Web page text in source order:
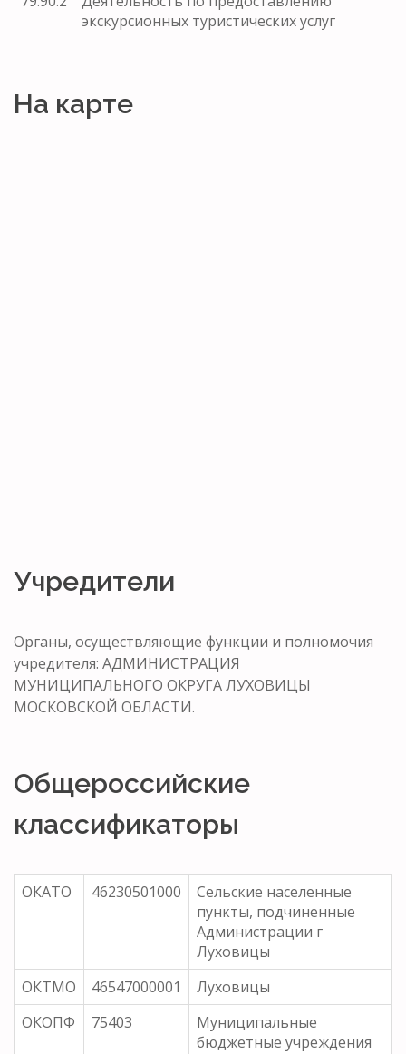
экскурсионных туристических услуг
На карте
Учредители
Органы, осуществляющие функции и полномочия
учредителя: АДМИНИСТРАЦИЯ
МУНИЦИПАЛЬНОГО ОКРУГА ЛУХОВИЦЫ
МОСКОВСКОЙ ОБЛАСТИ.
Общероссийские
классификаторы
ОКАТО 46230501000
Сельские населенные
пункты, подчиненные
Администрации г
Луховицы
ОКТМО
46547000001
Луховицы
ОКОПФ
75403
Муниципальные
бюджетные учреждения